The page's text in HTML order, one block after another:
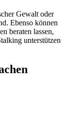
Gewalt oder
Ebenso können
beraten lassen,
unterstützen